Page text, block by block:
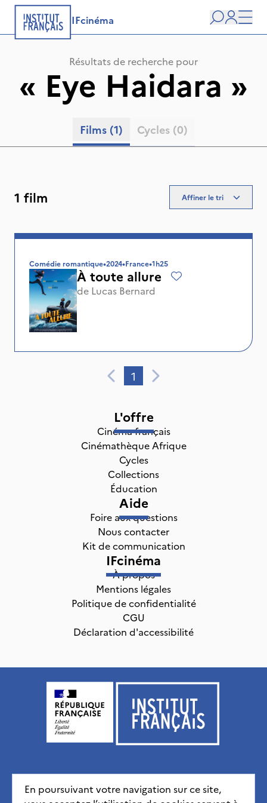
IFcinéma
user
Résultats de recherche pour
« Eye Haidara »
Films (1) Cycles (0)
1 film Affiner le tri
Comédie romantique•2024•France•1h25
À toute allure
de Lucas Bernard
1
En poursuivant votre navigation sur ce site,
L'offre
Cinéma français
Cinémathèque Afrique
Cycles
Collections
Éducation
Aide
Foire aux questions
Nous contacter
Kit de communication
IFcinéma
À propos
Mentions légales
Politique de confidentialité
CGU
Déclaration d'accessibilité
Institut français, tous droits réservés 2026